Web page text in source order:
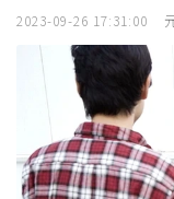
2023-09-26 17:31:00